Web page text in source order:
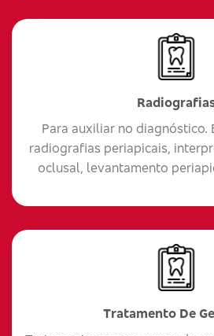
Para auxiliar no diagnóstico.
radiografias periapicais,
oclusal, levantamento
Tratamento De